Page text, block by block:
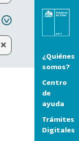
¿Quiénes
somos?
Centro
de
ayuda
Trámites
Digitales